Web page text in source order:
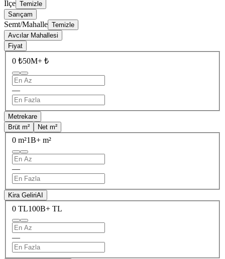
İlçe Temizle
Sarıçam
Semt/Mahalle Temizle
Avcılar Mahallesi
Fiyat
0 ₺50M+ ₺
—
Metrekare
Brüt m²
Net m²
0 m²1B+ m²
—
Kira GeliriAI
0 TL100B+ TL
—